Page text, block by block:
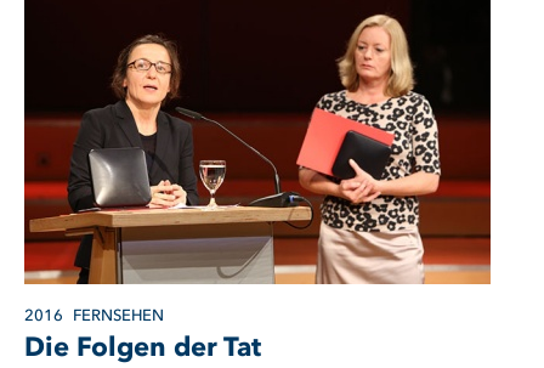
2016 FERNSEHEN
Die Folgen der Tat